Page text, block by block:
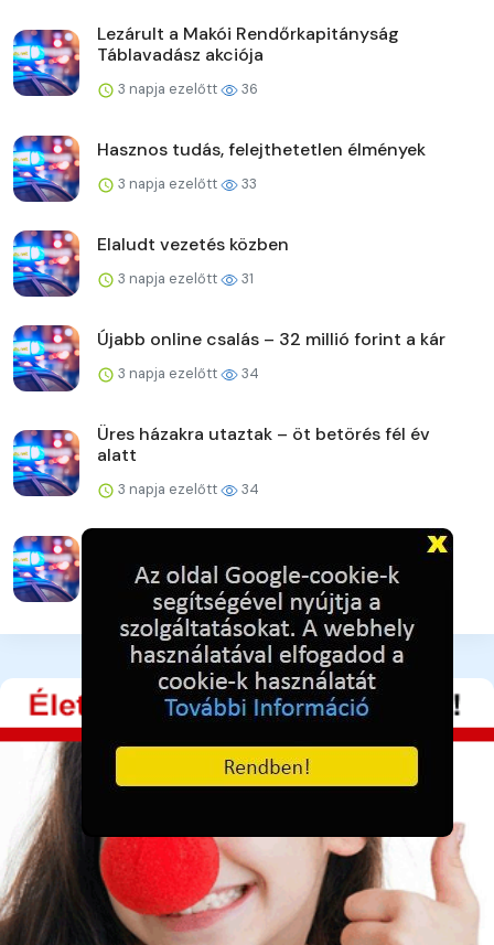
Lezárult a Makói Rendőrkapitányság
Táblavadász akciója
3 napja ezelőtt 36
Hasznos tudás, felejthetetlen élmények
3 napja ezelőtt 33
Elaludt vezetés közben
3 napja ezelőtt 31
Újabb online csalás – 32 millió forint a kár
3 napja ezelőtt 34
Üres házakra utaztak – öt betörés fél év
alatt
3 napja ezelőtt 34
Vigyázat! Újra támadnak az online csalók!
3 napja ezelőtt 36